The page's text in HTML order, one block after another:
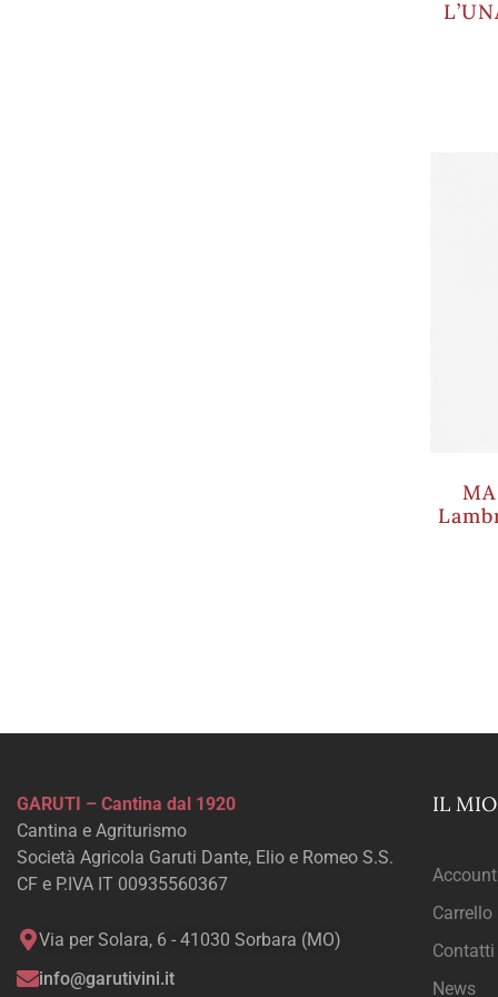
GARUTI – Cantina dal 1920
Cantina e Agriturismo
Società Agricola Garuti Dante, Elio e Romeo S.S.
CF e P.IVA IT 00935560367
Via per Solara, 6 - 41030 Sorbara (MO)
info@garutivini.it
IL
Account
Carrello
Contatti
News